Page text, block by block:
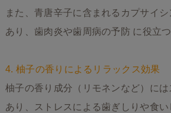
また、青唐辛子に含まれるカプサイ
あり、歯肉炎や歯周病の予防 に役立
4. 柚子の香りによるリラックス効果
柚子の香り成分（リモネンなど）に
あり、ストレスによる歯ぎしりや食